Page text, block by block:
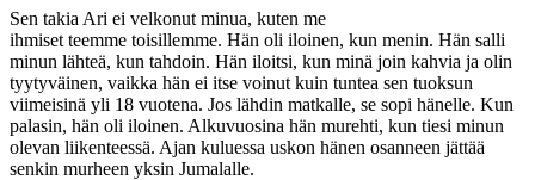
Sen takia Ari ei velkonut minua, kuten me
ihmiset teemme toisillemme. Hän oli iloinen, kun menin. Hän salli
minun lähteä, kun tahdoin. Hän iloitsi, kun minä join kahvia ja olin
tyytyväinen, vaikka hän ei itse voinut kuin tuntea sen tuoksun
viimeisinä yli 18 vuotena. Jos lähdin matkalle, se sopi hänelle. Kun
palasin, hän oli iloinen. Alkuvuosina hän murehti, kun tiesi minun
olevan liikenteessä. Ajan kuluessa uskon hänen osanneen jättää
senkin murheen yksin Jumalalle.